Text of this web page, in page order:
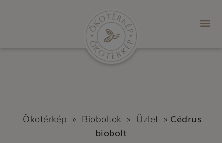
Ökotérkép » Bioboltok » Üzlet » Cédrus
biobolt